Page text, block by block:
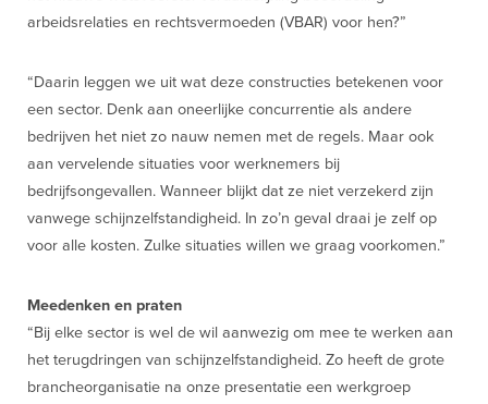
arbeidsrelaties en rechtsvermoeden (VBAR) voor hen?”
“Daarin leggen we uit wat deze constructies betekenen voor
een sector. Denk aan oneerlijke concurrentie als andere
bedrijven het niet zo nauw nemen met de regels. Maar ook
aan vervelende situaties voor werknemers bij
bedrijfsongevallen. Wanneer blijkt dat ze niet verzekerd zijn
vanwege schijnzelfstandigheid. In zo’n geval draai je zelf op
voor alle kosten. Zulke situaties willen we graag voorkomen.”
Meedenken en praten
“Bij elke sector is wel de wil aanwezig om mee te werken aan
het terugdringen van schijnzelfstandigheid. Zo heeft de grote
brancheorganisatie na onze presentatie een werkgroep